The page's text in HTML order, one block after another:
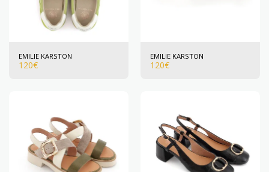
EMILIE KARSTON
120€
EMILIE KARSTON
120€